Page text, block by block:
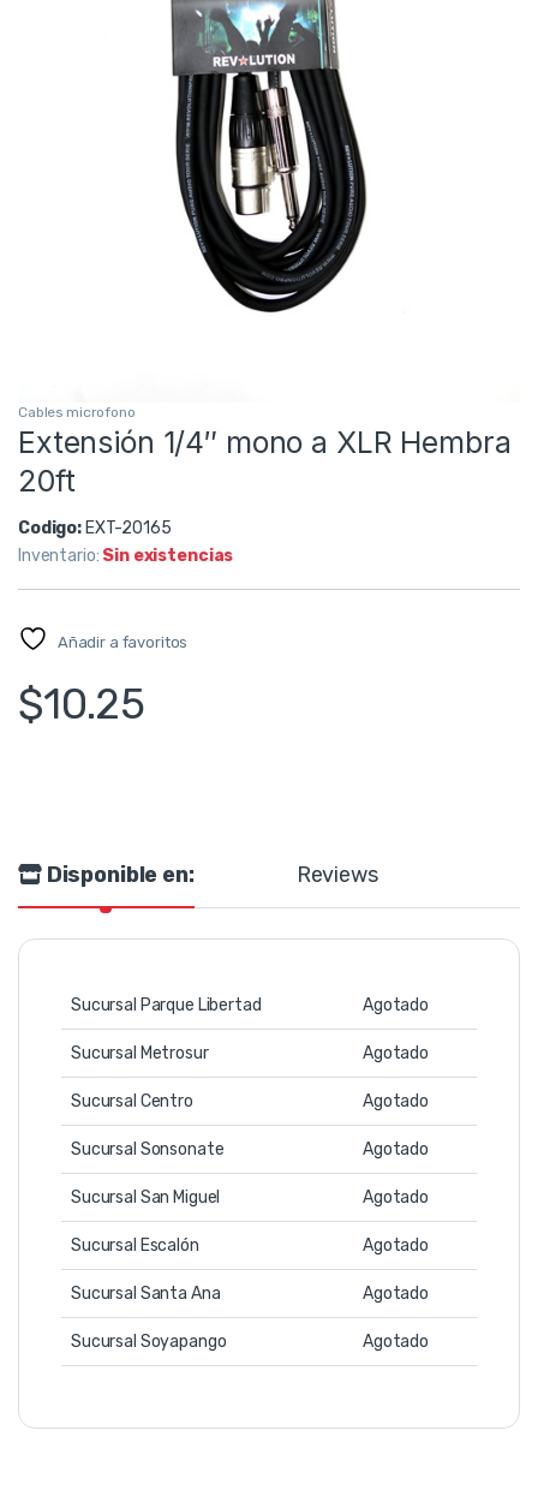
Cables microfono
Extensión 1/4″ mono a XLR Hembra
20ft
Codigo: EXT-20165
Inventario: Sin existencias
Añadir a favoritos
$10.25
Disponible en: Reviews
Sucursal Parque Libertad Agotado
Sucursal Metrosur Agotado
Sucursal Centro Agotado
Sucursal Sonsonate Agotado
Sucursal San Miguel Agotado
Sucursal Escalón Agotado
Sucursal Santa Ana Agotado
Sucursal Soyapango Agotado